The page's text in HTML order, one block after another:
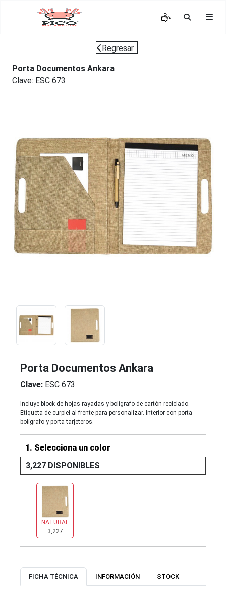
Regresar
Porta Documentos Ankara
Clave: ESC 673
Porta Documentos Ankara
Clave: ESC 673
Incluye block de hojas rayadas y bolígrafo de cartón reciclado.
Etiqueta de curpiel al frente para personalizar. Interior con porta
bolígrafo y porta tarjeteros.
1. Selecciona un color
3,227 DISPONIBLES
NATURAL
3,227
FICHA TÉCNICA INFORMACIÓN STOCK